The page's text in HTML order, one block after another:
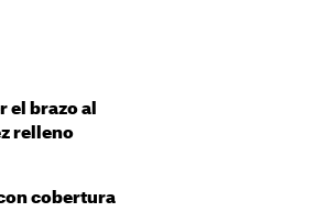
el brazo al
relleno
cobertura